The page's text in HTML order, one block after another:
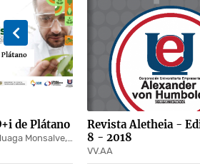
- Edición
Revista Aletheia -
3 - 2013
VV.AA